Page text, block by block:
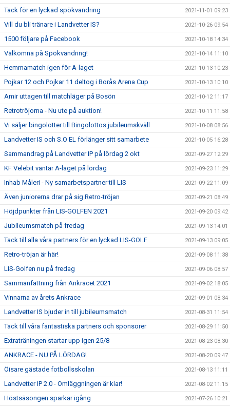
Tack för en lyckad spökvandring 2021-11-01 09:23
Vill du bli tränare i Landvetter IS? 2021-10-26 09:54
1500 följare på Facebook 2021-10-18 14:34
Välkomna på Spökvandring! 2021-10-14 11:10
Hemmamatch igen för A-laget 2021-10-13 10:23
Pojkar 12 och Pojkar 11 deltog i Borås Arena Cup 2021-10-13 10:10
Amir uttagen till matchläger på Bosön 2021-10-12 11:17
Retrotröjorna - Nu ute på auktion! 2021-10-11 11:58
Vi säljer bingolotter till Bingolottos jubileumskväll 2021-10-08 08:56
Landvetter IS och S.O EL förlänger sitt samarbete 2021-10-05 16:28
Sammandrag på Landvetter IP på lördag 2 okt 2021-09-27 12:29
KF Velebit väntar A-laget på lördag 2021-09-23 11:29
Inhab Måleri - Ny samarbetspartner till LIS 2021-09-22 11:09
Även juniorerna drar på sig Retro-tröjan 2021-09-21 08:49
Höjdpunkter från LIS-GOLFEN 2021 2021-09-20 09:42
Jubileumsmatch på fredag 2021-09-13 14:01
Tack till alla våra partners för en lyckad LIS-GOLF 2021-09-13 09:05
Retro-tröjan är här! 2021-09-08 11:38
LIS-Golfen nu på fredag 2021-09-06 08:57
Sammanfattning från Ankracet 2021 2021-09-02 18:05
Vinnarna av årets Ankrace 2021-09-01 08:34
Landvetter IS bjuder in till jubileumsmatch 2021-08-31 11:54
Tack till våra fantastiska partners och sponsorer 2021-08-29 11:50
Extraträningen startar upp igen 25/8 2021-08-23 08:30
ANKRACE - NU PÅ LÖRDAG! 2021-08-20 09:47
Öisare gästade fotbollsskolan 2021-08-13 11:11
Landvetter IP 2.0 - Omläggningen är klar! 2021-08-02 11:15
Höstsäsongen sparkar igång 2021-07-26 10:21